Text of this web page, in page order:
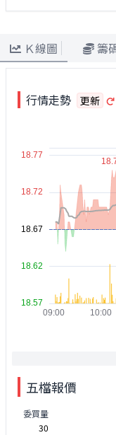
Ｋ線圖 籌
行情走勢 更新
五檔報價
委買量
30